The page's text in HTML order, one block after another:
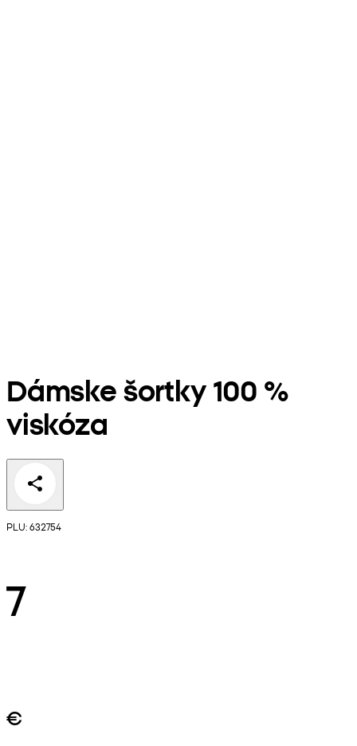
Dámske šortky 100 %
viskóza
PLU: 632754
7
€